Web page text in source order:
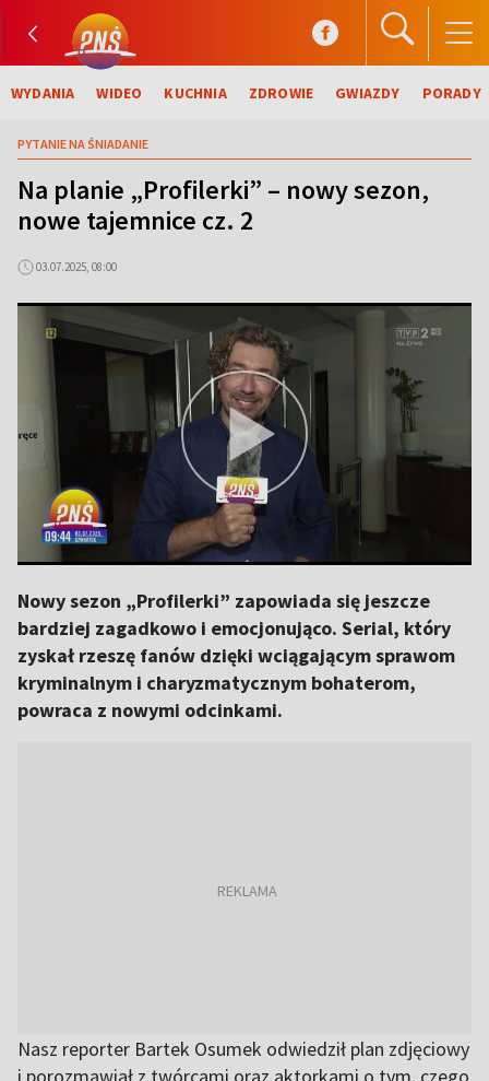
WYDANIA WIDEO KUCHNIA ZDROWIE GWIAZDY PORADY
PYTANIE NA ŚNIADANIE
Na planie „Profilerki” – nowy sezon,
nowe tajemnice cz. 2
03.07.2025, 08:00
Nowy sezon „Profilerki” zapowiada się jeszcze
bardziej zagadkowo i emocjonująco. Serial, który
zyskał rzeszę fanów dzięki wciągającym sprawom
kryminalnym i charyzmatycznym bohaterom,
powraca z nowymi odcinkami.
Nasz reporter Bartek Osumek odwiedził plan zdjęciowy